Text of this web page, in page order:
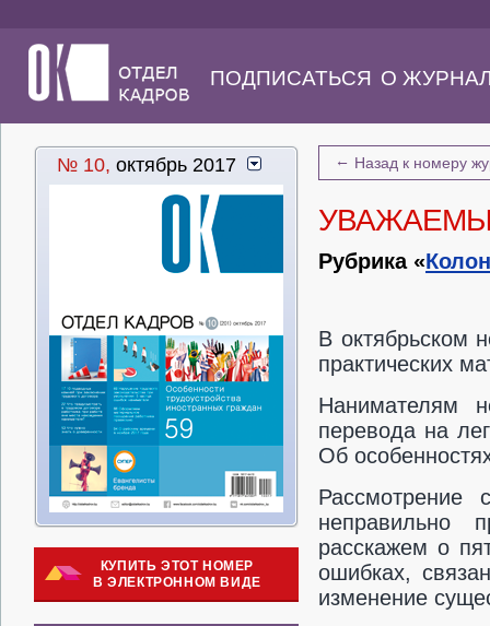
ПОДПИСАТЬСЯ О
№ 10, октябрь 2017
КУПИТЬ ЭТОТ НОМЕР
В ЭЛЕКТРОННОМ ВИДЕ
← Назад к номеру
Рубрика «
В октябрьском
практических
Нанимателям
перевода на
Об
Рассмотрение
неправильно
расскажем о
ошибках,
изменение